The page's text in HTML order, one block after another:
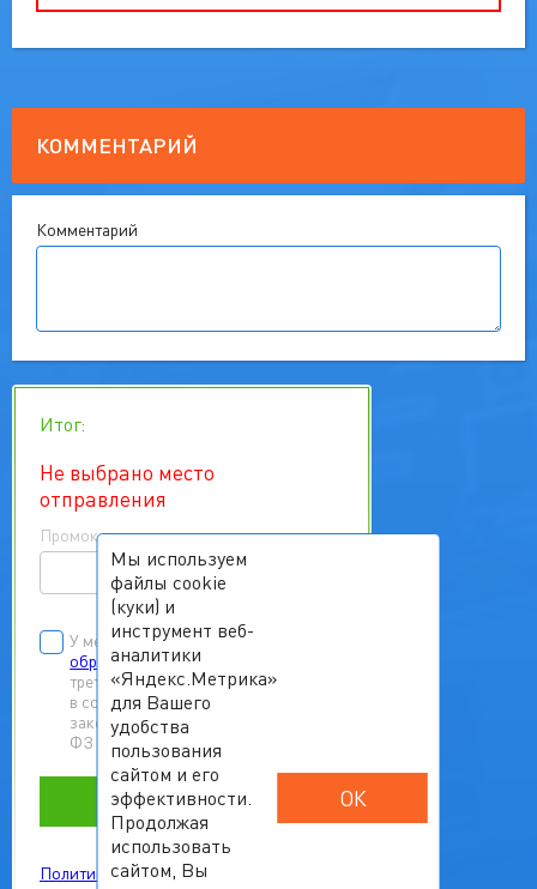
КОММЕНТАРИЙ
Комментарий
Итог:
Не выбрано место
отправления
Промокод
У меня естьсогласие на
обработку персональных данных
третьих лиц
в соответствии с Федеральным
законом от 27.07.2006 г. № 152-
ФЗ «О персональных данных»
Забронировать
Политика обработки персональных
Мы используем
файлы cookie
(куки) и
инструмент веб-
аналитики
«Яндекс.Метрика»
для Вашего
удобства
пользования
сайтом и его
эффективности.
Продолжая
использовать
сайтом, Вы
ОК